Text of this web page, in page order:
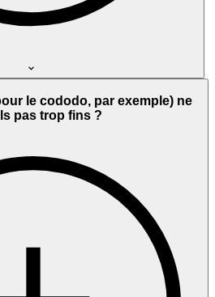
le cododo, par exemple) ne
pas trop fins ?